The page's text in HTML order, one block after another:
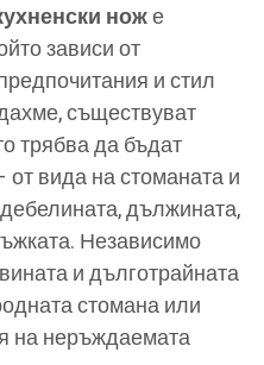
ноже
зависи от
и стил
съществуват
трябва да бъдат
вида на стоманата и
дължината,
Независимо
и дълготрайната
стомана или
на неръждаемата